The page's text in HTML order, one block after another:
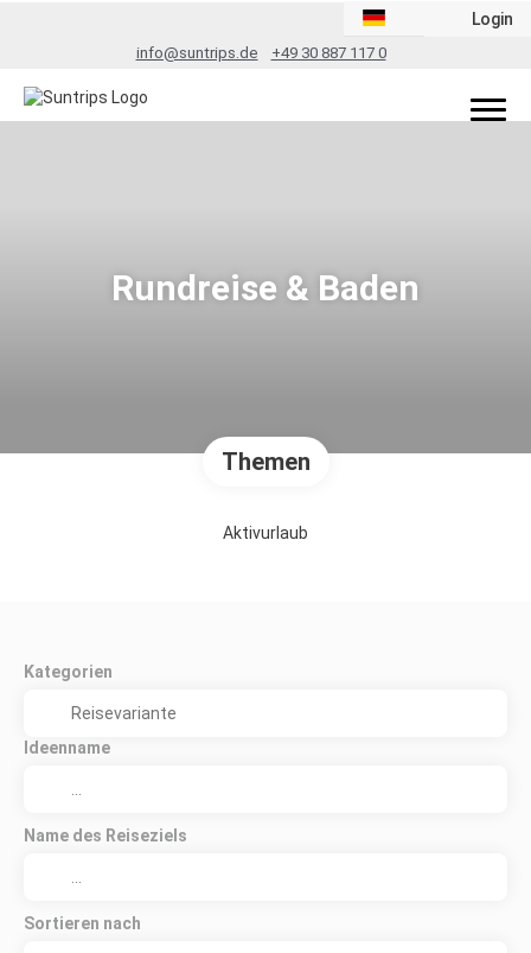
info@suntrips.de +49 30 887 117 0
Login
Rundreise & Baden
Themen
Aktivurlaub
Kategorien
Ideenname
Name des Reiseziels
Sortieren nach